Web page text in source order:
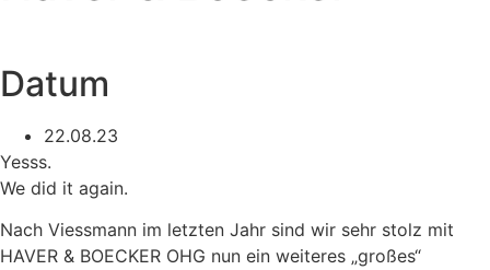
Datum
22.08.23
Yesss.
We did it again.
Nach Viessmann im letzten Jahr sind wir sehr stolz mit
HAVER & BOECKER OHG nun ein weiteres „großes“